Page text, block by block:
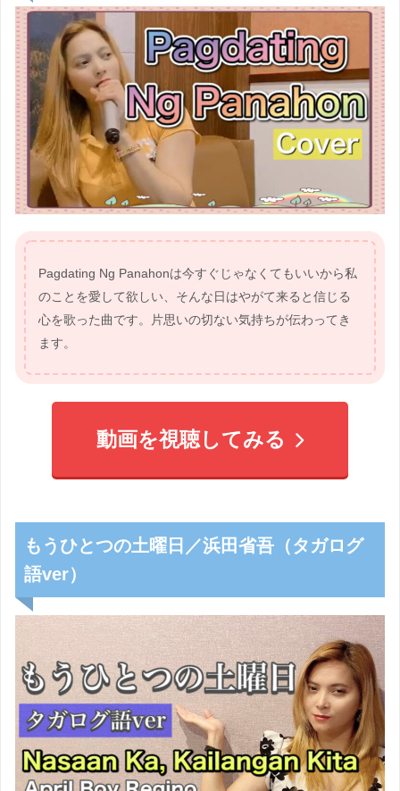
Pagdating Ng Panahonは今すぐじゃなくてもいいから私
のことを愛して欲しい、そんな日はやがて来ると信じる
心を歌った曲です。片思いの切ない気持ちが伝わってき
ます。
動画を視聴してみる
もうひとつの土曜日／浜田省吾（タガログ
語ver）